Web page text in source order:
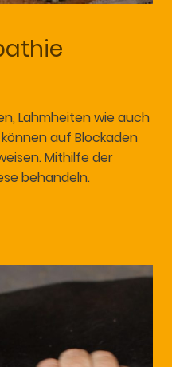
Lahmheiten wie auch
auf Blockaden
Mithilfe der
behandeln.